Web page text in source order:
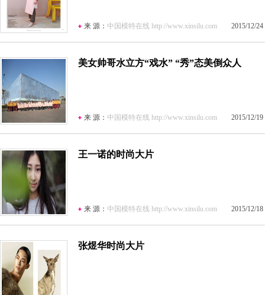
来 源： 中国模特在线 http://www.xinsilu.com 2015/12/24
美女帅哥水立方“戏水” “秀”态美倒众人
来 源： 中国模特在线 http://www.xinsilu.com 2015/12/19
王一诺的时尚大片
来 源： 中国模特在线 http://www.xinsilu.com 2015/12/18
张煜华时尚大片